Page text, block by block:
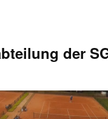
der